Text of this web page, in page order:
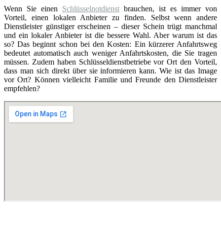
Wenn Sie einen Schlüsselnotdienst brauchen, ist es immer von
Vorteil, einen lokalen Anbieter zu finden. Selbst wenn andere
Dienstleister günstiger erscheinen – dieser Schein trügt manchmal
und ein lokaler Anbieter ist die bessere Wahl. Aber warum ist das
so? Das beginnt schon bei den Kosten: Ein kürzerer Anfahrtsweg
bedeutet automatisch auch weniger Anfahrtskosten, die Sie tragen
müssen. Zudem haben Schlüsseldienstbetriebe vor Ort den Vorteil,
dass man sich direkt über sie informieren kann. Wie ist das Image
vor Ort? Können vielleicht Familie und Freunde den Dienstleister
empfehlen?